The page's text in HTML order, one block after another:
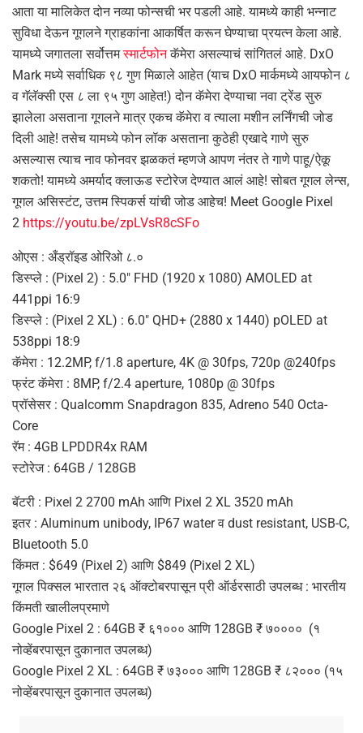
आता या मालिकेत दोन नव्या फोन्सची भर पडली आहे. यामध्ये काही भन्नाट
सुविधा देऊन गूगलने ग्राहकांना आकर्षित करून घेण्याचा प्रयत्न केला आहे.
यामध्ये जगातला सर्वोत्तमस्मार्टफोनकॅमेरा असल्याचं सांगितलं आहे. DxO
Mark मध्ये सर्वाधिक ९८ गुण मिळाले आहेत (याच DxO मार्कमध्ये आयफोन ८
व गॅलॅक्सी एस ८ ला ९५ गुण आहेत!) दोन कॅमेरा देण्याचा नवा ट्रेंड सुरु
झालेला असताना गूगलने मात्र एकच कॅमेरा व त्याला मशीन लर्निंगची जोड
दिली आहे! तसेच यामध्ये फोन लॉक असताना कुठेही एखादे गाणे सुरु
असल्यास त्याच नाव फोनवर झळकतं म्हणजे आपण नंतर ते गाणे पाहू/ऐकू
शकतो! यामध्ये अमर्याद क्लाऊड स्टोरेज देण्यात आलं आहे! सोबत गूगल लेन्स,
गूगल असिस्टंट, उत्तम स्पिकर्स यांची जोड आहेच! Meet Google Pixel
2 https://youtu.be/zpLVsR8cSFo
ओएस : अँड्रॉइड ओरिओ ८.०
डिस्प्ले : (Pixel 2) : 5.0″ FHD (1920 x 1080) AMOLED at
441ppi 16:9
डिस्प्ले : (Pixel 2 XL) : 6.0″ QHD+ (2880 x 1440) pOLED at
538ppi 18:9
कॅमेरा : 12.2MP, f/1.8 aperture, 4K @ 30fps, 720p @240fps
फ्रंट कॅमेरा : 8MP, f/2.4 aperture, 1080p @ 30fps
प्रॉसेसर : Qualcomm Snapdragon 835, Adreno 540 Octa-
Core
रॅम : 4GB LPDDR4x RAM
स्टोरेज : 64GB / 128GB
बॅटरी : Pixel 2 2700 mAh आणि Pixel 2 XL 3520 mAh
इतर : Aluminum unibody, IP67 water व dust resistant, USB-C,
Bluetooth 5.0
किंमत : $649 (Pixel 2) आणि $849 (Pixel 2 XL)
गूगल पिक्सल भारतात २६ ऑक्टोबरपासून प्री ऑर्डरसाठी उपलब्ध : भारतीय
किंमती खालीलप्रमाणे
Google Pixel 2 : 64GB ₹ ६१००० आणि 128GB ₹ ७०००० (१
नोव्हेंबरपासून दुकानात उपलब्ध)
Google Pixel 2 XL : 64GB ₹ ७३००० आणि 128GB ₹ ८२००० (१५
नोव्हेंबरपासून दुकानात उपलब्ध)